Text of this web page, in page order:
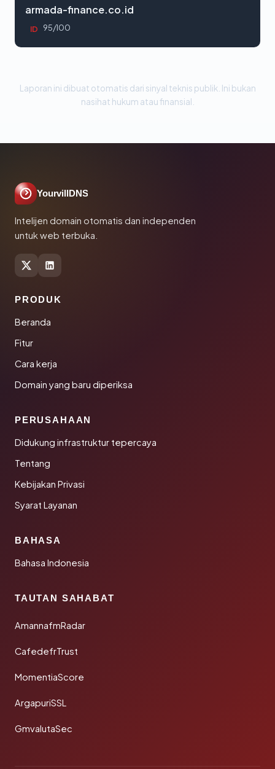
armada-finance.co.id
ID 95/100
Laporan ini dibuat otomatis dari sinyal teknis publik. Ini bukan
nasihat hukum atau finansial.
YourvillDNS
Intelijen domain otomatis dan independen
untuk web terbuka.
PRODUK
Beranda
Fitur
Cara kerja
Domain yang baru diperiksa
PERUSAHAAN
Didukung infrastruktur tepercaya
Tentang
Kebijakan Privasi
Syarat Layanan
BAHASA
Bahasa Indonesia
TAUTAN SAHABAT
AmannafmRadar
CafedefrTrust
MomentiaScore
ArgapuriSSL
GmvalutaSec